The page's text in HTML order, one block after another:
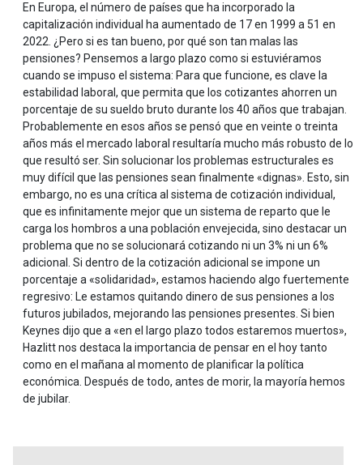
En Europa, el número de países que ha incorporado la
capitalización individual ha aumentado de 17 en 1999 a 51 en
2022. ¿Pero si es tan bueno, por qué son tan malas las
pensiones? Pensemos a largo plazo como si estuviéramos
cuando se impuso el sistema: Para que funcione, es clave la
estabilidad laboral, que permita que los cotizantes ahorren un
porcentaje de su sueldo bruto durante los 40 años que trabajan.
Probablemente en esos años se pensó que en veinte o treinta
años más el mercado laboral resultaría mucho más robusto de lo
que resultó ser. Sin solucionar los problemas estructurales es
muy difícil que las pensiones sean finalmente «dignas». Esto, sin
embargo, no es una crítica al sistema de cotización individual,
que es infinitamente mejor que un sistema de reparto que le
carga los hombros a una población envejecida, sino destacar un
problema que no se solucionará cotizando ni un 3% ni un 6%
adicional. Si dentro de la cotización adicional se impone un
porcentaje a «solidaridad», estamos haciendo algo fuertemente
regresivo: Le estamos quitando dinero de sus pensiones a los
futuros jubilados, mejorando las pensiones presentes. Si bien
Keynes dijo que a «en el largo plazo todos estaremos muertos»,
Hazlitt nos destaca la importancia de pensar en el hoy tanto
como en el mañana al momento de planificar la política
económica. Después de todo, antes de morir, la mayoría hemos
de jubilar.